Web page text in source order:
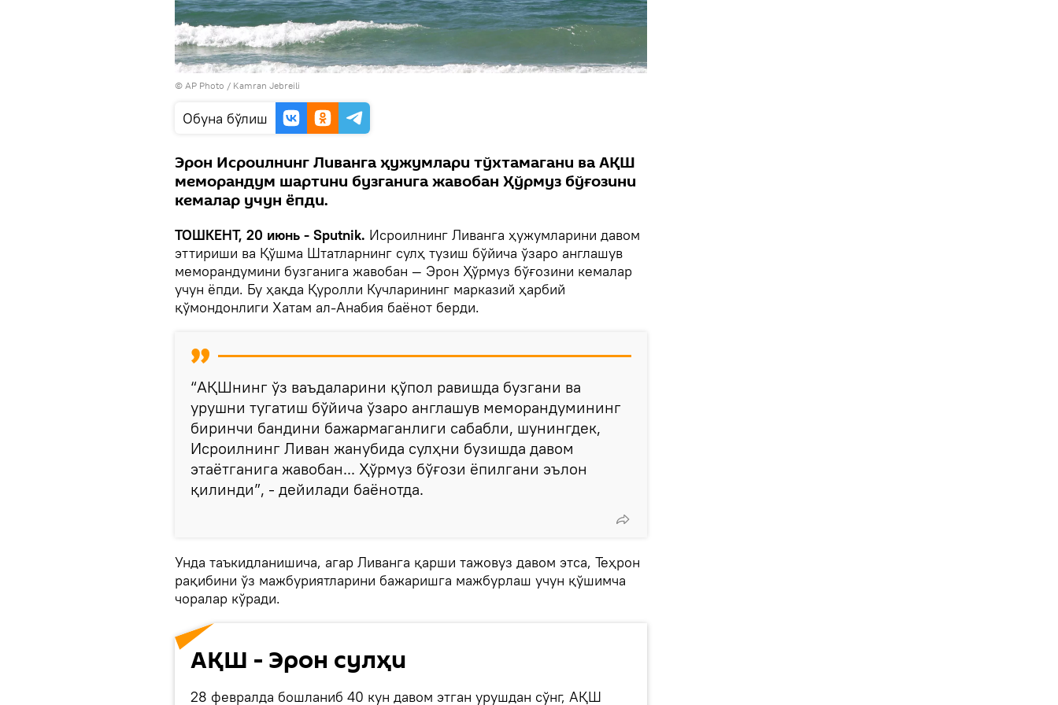
© AP Photo / Kamran Jebreili
Oбуна бўлиш
Эрон Исроилнинг Ливанга ҳужумлари тўхтамагани ва АҚШ
меморандум шартини бузганига жавобан Ҳўрмуз бўғозини
кемалар учун ёпди.
ТОШКЕНТ, 20 июнь - Sputnik. Исроилнинг Ливанга ҳужумларини давом
эттириши ва Қўшма Штатларнинг сулҳ тузиш бўйича ўзаро англашув
меморандумини бузганига жавобан — Эрон Ҳўрмуз бўғозини кемалар
учун ёпди. Бу ҳақда Қуролли Кучларининг марказий ҳарбий
қўмондонлиги Хатам ал-Анабия баёнот берди.
“АҚШнинг ўз ваъдаларини қўпол равишда бузгани ва
урушни тугатиш бўйича ўзаро англашув меморандумининг
биринчи бандини бажармаганлиги сабабли, шунингдек,
Исроилнинг Ливан жанубида сулҳни бузишда давом
этаётганига жавобан... Ҳўрмуз бўғози ёпилгани эълон
қилинди”, - дейилади баёнотда.
Унда таъкидланишича, агар Ливанга қарши тажовуз давом этса, Теҳрон
рақибини ўз мажбуриятларини бажаришга мажбурлаш учун қўшимча
чоралар кўради.
АҚШ - Эрон сулҳи
28 февралда бошланиб 40 кун давом этган урушдан сўнг, АҚШ